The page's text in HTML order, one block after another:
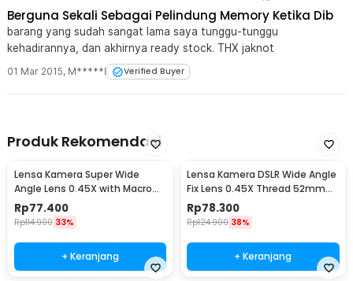
Berguna Sekali Sebagai Pelindung Memory Ketika Dib
barang yang sudah sangat lama saya tunggu-tunggu
kehadirannya, dan akhirnya ready stock. THX jaknot
01 Mar 2015, M*****l Verified Buyer
Produk Rekomendasi
Lensa Kamera Super Wide
Angle Lens 0.45X with Macro
58mm for Canon - S-DAL-0001
Rp77.400
Rp114.900 33%
+ Keranjang
Lensa Kamera DSLR Wide Angle
Fix Lens 0.45X Thread 52mm
with Macro
Rp78.300
Rp124.900 38%
+ Keranjang